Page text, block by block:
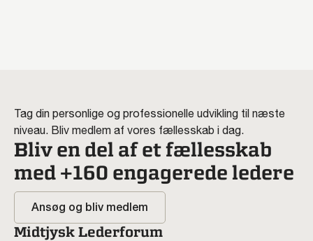
Tag din personlige og professionelle udvikling til næste
niveau. Bliv medlem af vores fællesskab i dag.
Bliv en del af et fællesskab
med +160 engagerede ledere
Ansøg og bliv medlem
Midtjysk Lederforum